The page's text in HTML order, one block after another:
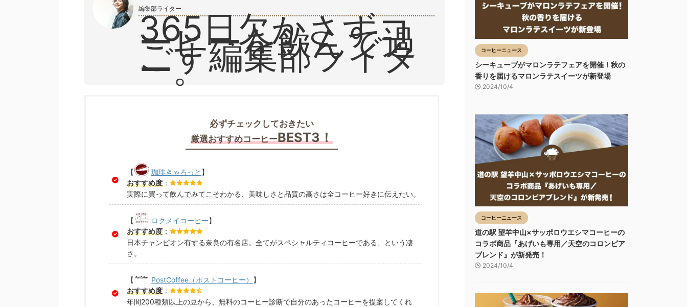
編集部ライター
365日欠かさずコ
ーヒーを飲んで過
ごす編集部ライタ
ー。
必ずチェックしておきたい
厳選おすすめコーヒーBEST3！
【 珈琲きゃろっと 】
おすすめ度 ：
実際に買って飲んでみてこそわかる、美味しさと品質の高さは全コーヒー好きに伝えたい。
【 ロクメイコーヒー】
おすすめ度 ：
日本チャンピオン有する奈良の有名店。全てがスペシャルティコーヒーである、という凄
さ。
【 PostCoffee（ポストコーヒー）
】
おすすめ度 ：
年間200種類以上の豆から、無料のコーヒー診断で自分のあったコーヒーを提案してくれ
コーヒーニュース
シーキューブがマロンラテフェアを開催！秋の
香りを届けるマロンラテスイーツが新登場
2024/10/4
コーヒーニュース
道の駅 望羊中山×サッポロウエシマコーヒーの
コラボ商品『あげいも専用／天空のコロンビア
ブレンド』が新発売！
2024/10/4